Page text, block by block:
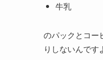
牛乳
のパックとコー
りしないんです